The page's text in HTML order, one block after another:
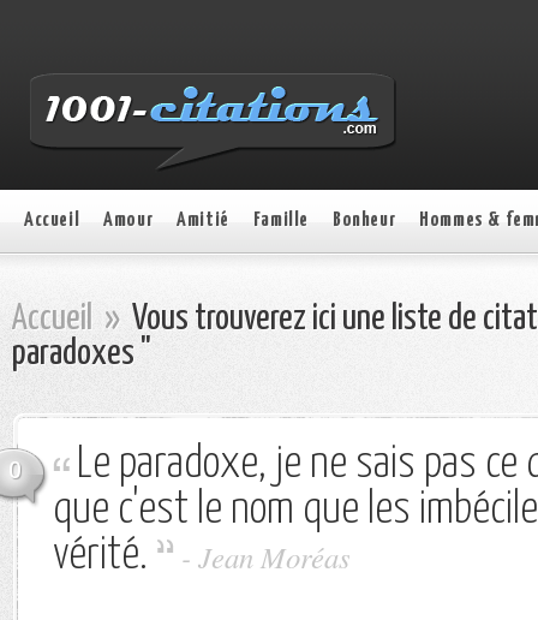
Accueil Amour Amitié Famille Bonheur Hommes &
Accueil » Vous trouverez ici une liste de
paradoxes "
0
Le paradoxe, je ne sais pas ce
que c'est le nom que les
vérité.
- Jean Moréas